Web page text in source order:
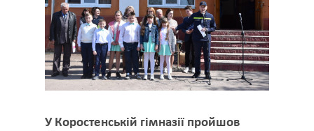
У Коростенській гімназії пройшов